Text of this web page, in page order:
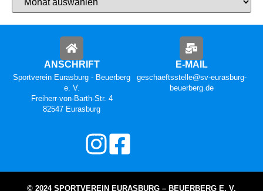
ANSCHRIFT
Sportverein Eurasburg - Beuerberg
e. V.
Freiherr-von-Barth-Str. 4
82547 Eurasburg
E-MAIL
geschaeftsstelle@sv-eurasburg-
beuerberg.de
© 2024 SPORTVEREIN EURASBURG – BEUERBERG E. V.